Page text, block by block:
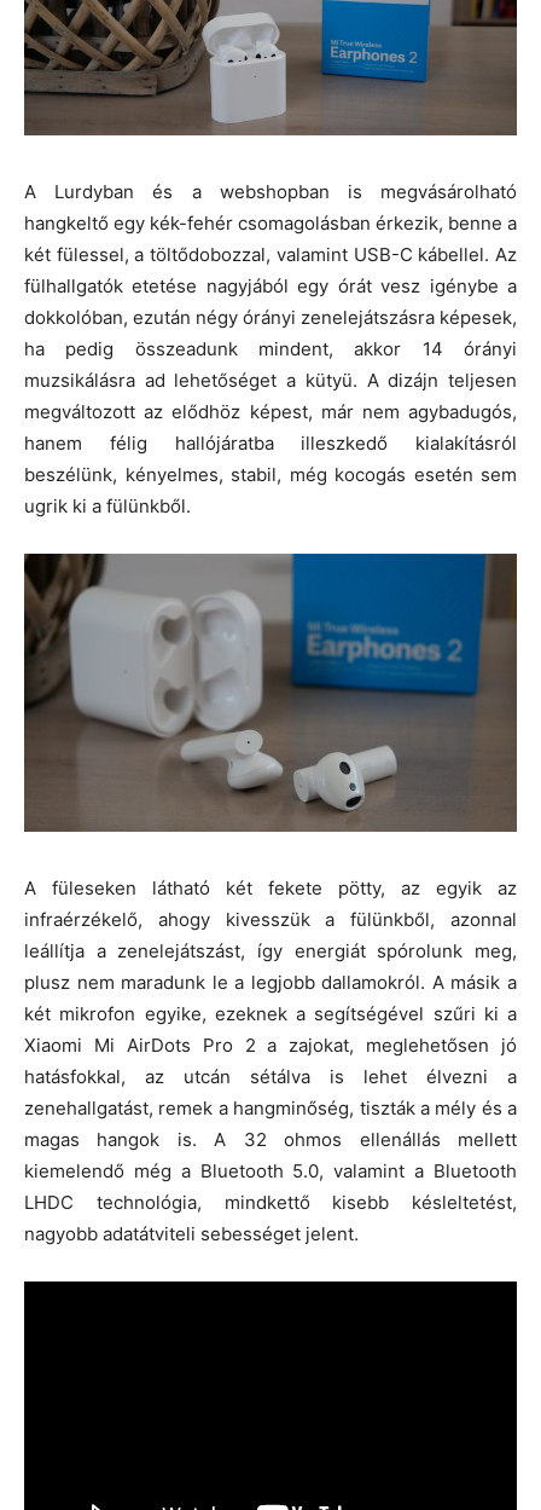
A Lurdyban és a webshopban is megvásárolható
hangkeltő egy kék-fehér csomagolásban érkezik, benne a
két fülessel, a töltődobozzal, valamint USB-C kábellel. Az
fülhallgatók etetése nagyjából egy órát vesz igénybe a
dokkolóban, ezután négy órányi zenelejátszásra képesek,
ha pedig összeadunk mindent, akkor 14 órányi
muzsikálásra ad lehetőséget a kütyü. A dizájn teljesen
megváltozott az elődhöz képest, már nem agybadugós,
hanem félig hallójáratba illeszkedő kialakításról
beszélünk, kényelmes, stabil, még kocogás esetén sem
ugrik ki a fülünkből.
A füleseken látható két fekete pötty, az egyik az
infraérzékelő, ahogy kivesszük a fülünkből, azonnal
leállítja a zenelejátszást, így energiát spórolunk meg,
plusz nem maradunk le a legjobb dallamokról. A másik a
két mikrofon egyike, ezeknek a segítségével szűri ki a
Xiaomi Mi AirDots Pro 2 a zajokat, meglehetősen jó
hatásfokkal, az utcán sétálva is lehet élvezni a
zenehallgatást, remek a hangminőség, tiszták a mély és a
magas hangok is. A 32 ohmos ellenállás mellett
kiemelendő még a Bluetooth 5.0, valamint a Bluetooth
LHDC technológia, mindkettő kisebb késleltetést,
nagyobb adatátviteli sebességet jelent.